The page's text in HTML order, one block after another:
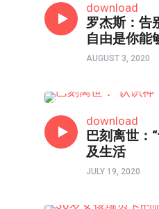
download
罗杰斯：告
自由是你能
AUGUST 3, 2020
download
巴刻离世：
及生活
JULY 19, 2020